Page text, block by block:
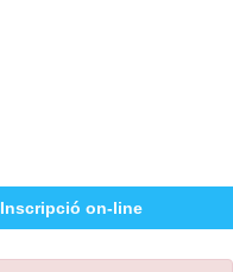
Inscripció on-line